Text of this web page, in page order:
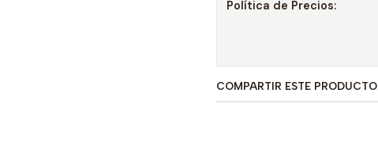
Política de Precios:
COMPARTIR ESTE PRODUCTO